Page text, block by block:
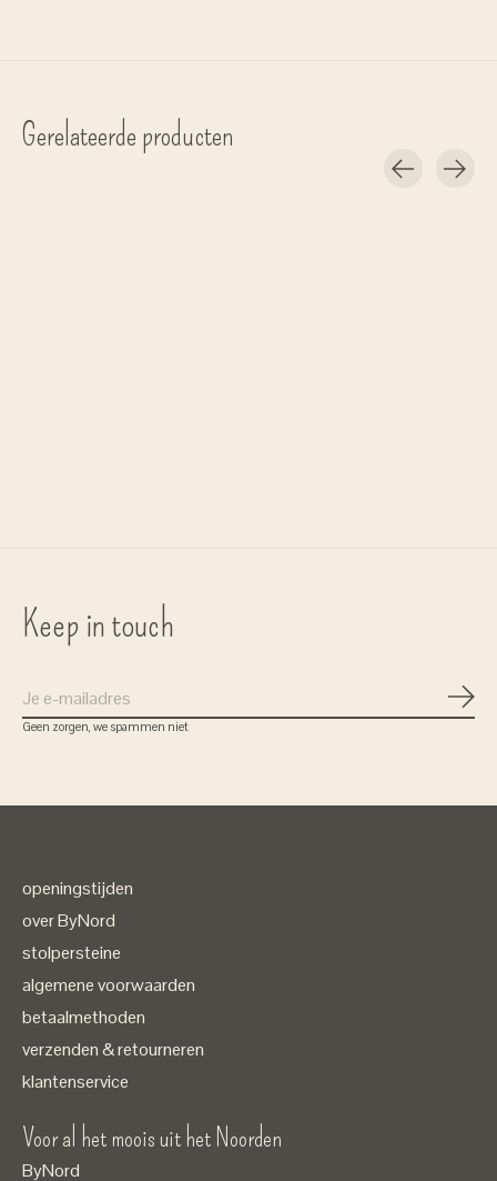
Gerelateerde producten
Keep in touch
Geen zorgen, we spammen niet
openingstijden
over ByNord
stolpersteine
algemene voorwaarden
betaalmethoden
verzenden & retourneren
klantenservice
Voor al het moois uit het Noorden
ByNord